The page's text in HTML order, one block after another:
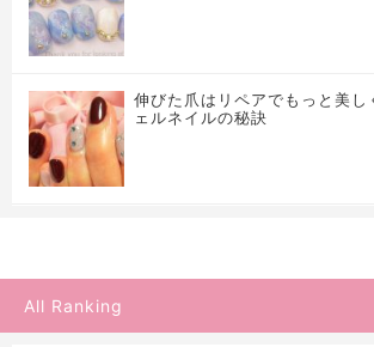
伸びた爪はリペアでもっと美
ェルネイルの秘訣
All Ranking